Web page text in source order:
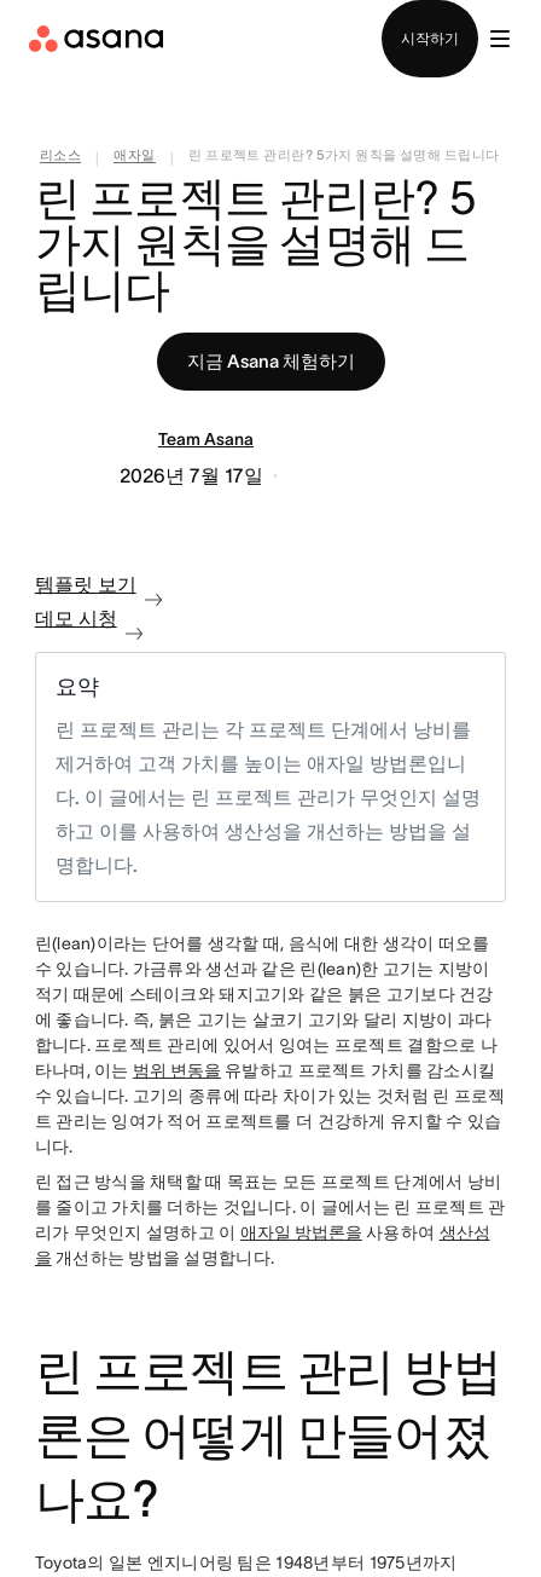
시작하기
리소스 애자일 린 프로젝트 관리란? 5가지 원칙을 설명해 드립니다
린 프로젝트 관리란? 5
가지 원칙을 설명해 드
립니다
지금 Asana 체험하기
Team Asana
2026년 7월 17일
템플릿 보기
데모 시청
요약
린 프로젝트 관리는 각 프로젝트 단계에서 낭비를
제거하여 고객 가치를 높이는 애자일 방법론입니
다. 이 글에서는 린 프로젝트 관리가 무엇인지 설명
하고 이를 사용하여 생산성을 개선하는 방법을 설
명합니다.
린(lean)이라는 단어를 생각할 때, 음식에 대한 생각이 떠오를
수 있습니다. 가금류와 생선과 같은 린(lean)한 고기는 지방이
적기 때문에 스테이크와 돼지고기와 같은 붉은 고기보다 건강
에 좋습니다. 즉, 붉은 고기는 살코기 고기와 달리 지방이 과다
합니다. 프로젝트 관리에 있어서 잉여는 프로젝트 결함으로 나
타나며, 이는 범위 변동을 유발하고 프로젝트 가치를 감소시킬
수 있습니다. 고기의 종류에 따라 차이가 있는 것처럼 린 프로젝
트 관리는 잉여가 적어 프로젝트를 더 건강하게 유지할 수 있습
니다.
린 접근 방식을 채택할 때 목표는 모든 프로젝트 단계에서 낭비
를 줄이고 가치를 더하는 것입니다. 이 글에서는 린 프로젝트 관
리가 무엇인지 설명하고 이 애자일 방법론을 사용하여 생산성
을 개선하는 방법을 설명합니다.
린 프로젝트 관리 방법
론은 어떻게 만들어졌
나요?
Toyota의 일본 엔지니어링 팀은 1948년부터 1975년까지